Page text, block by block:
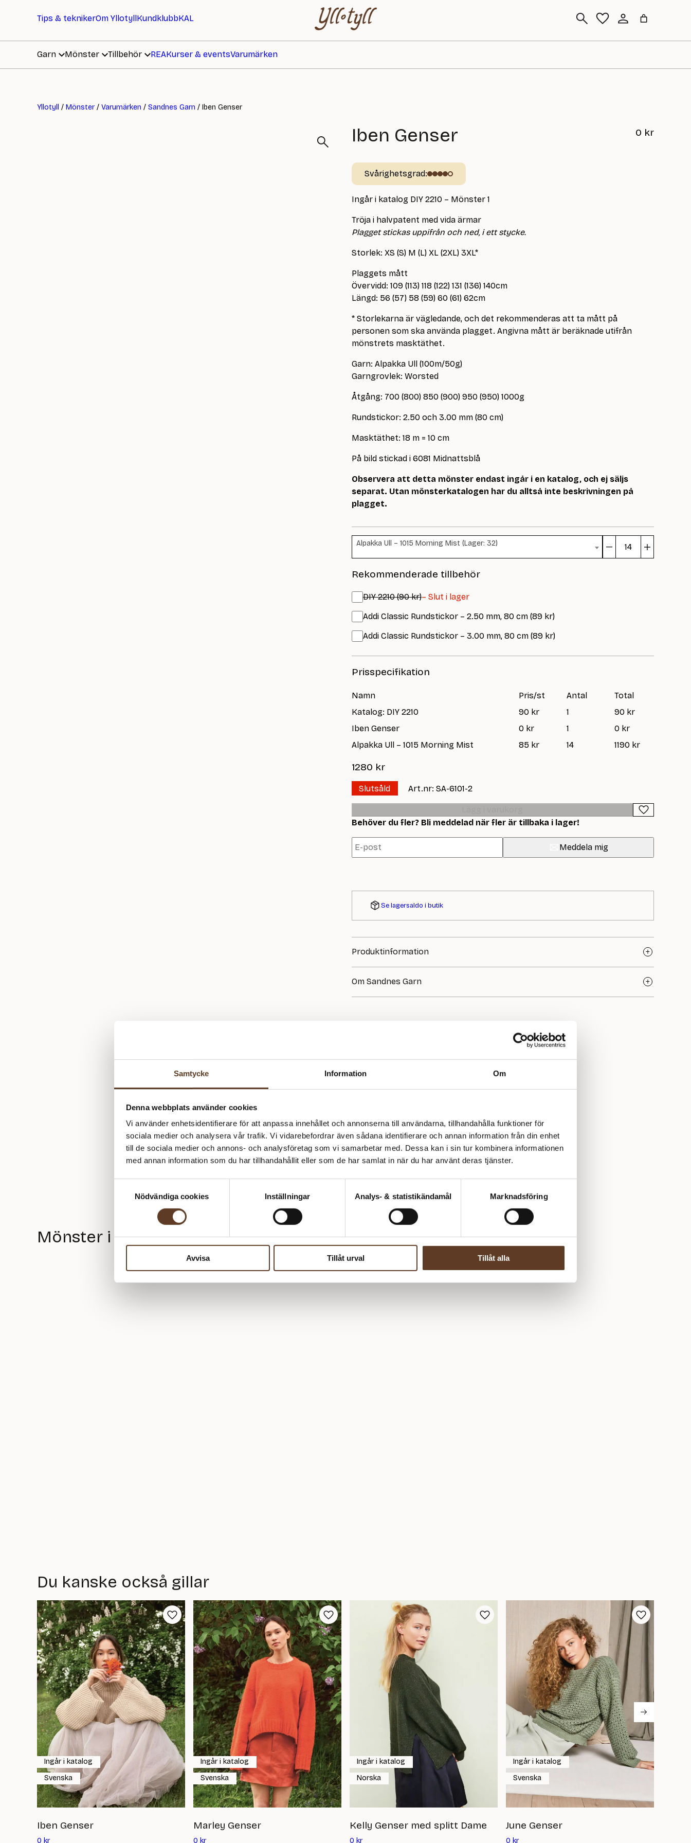
Samtycke Information Om
Denna webbplats använder cookies
Vi använder enhetsidentifierare för att anpassa innehållet och annonserna till användarna, tillhandahålla funktioner för
sociala medier och analysera vår trafik. Vi vidarebefordrar även sådana identifierare och annan information från din enhet
till de sociala medier och annons- och analysföretag som vi samarbetar med. Dessa kan i sin tur kombinera informationen
med annan information som du har tillhandahållit eller som de har samlat in när du har använt deras tjänster.
Nödvändiga cookies
Inställningar Analys- & statistikändamål Marknadsföring
Avvisa Tillåt urval Tillåt alla
Tips & teknikerOm Yllotyll KundklubbKAL
Garn
Mönster Tillbehör REAKurser & eventsVarumärken
Yllotyll / Mönster/ Varumärken / Sandnes Garn / Iben Genser
Iben Genser 0 kr
Svårighetsgrad:
Ingår i katalog DIY 2210 – Mönster 1
Tröja i halvpatent med vida ärmar
Plagget stickas uppifrån och ned, i ett stycke.
Storlek: XS (S) M (L) XL (2XL) 3XL*
Plaggets mått
Övervidd: 109 (113) 118 (122) 131 (136) 140cm
Längd: 56 (57) 58 (59) 60 (61) 62cm
* Storlekarna är vägledande, och det rekommenderas att ta mått på
personen som ska använda plagget. Angivna mått är beräknade utifrån
mönstrets masktäthet.
Garn: Alpakka Ull (100m/50g)
Garngrovlek: Worsted
Åtgång: 700 (800) 850 (900) 950 (950) 1000g
Rundstickor: 2.50 och 3.00 mm (80 cm)
Masktäthet: 18 m = 10 cm
På bild stickad i 6081 Midnattsblå
Observera att detta mönster endast ingår i en katalog, och ej säljs
separat. Utan mönsterkatalogen har du alltså inte beskrivningen på
plagget.
Alpakka Ull – 1015 Morning Mist (Lager: 32)
Rekommenderade tillbehör
DIY 2210 (90 kr)– Slut i lager
Addi Classic Rundstickor – 2.50 mm, 80 cm (89 kr)
Addi Classic Rundstickor – 3.00 mm, 80 cm (89 kr)
Prisspecifikation
Namn Pris/st Antal
Total
Katalog: DIY 2210
90 kr 1
90 kr
Iben Genser
0 kr 1
0 kr
Alpakka Ull – 1015 Morning Mist
85 kr 14 1190 kr
1280 kr
Slutsåld Art.nr: SA-6101-2
Behöver du fler? Bli meddelad när fler är tillbaka i lager!
Meddela mig
Se lagersaldo i butik
Produktinformation
Om Sandnes Garn
passar både nybörjare och erfarna stickare och är särskilt uppskattat för sina hållbara,
mjuka och slitstarka garner. Hos Yllotyll har vi ett stort urval av garner, mönster och
Mönster i Iben Genser
Du kanske också gillar
Iben Genser
0 krDet
Ingår i katalog
Svenska
Marley Genser
0 krDet
Ingår i katalog
Svenska
Kelly Genser med splitt Dame
0 krDet
Ingår i katalog
Norska
June Genser
0 krDet
Ingår i katalog
Svenska